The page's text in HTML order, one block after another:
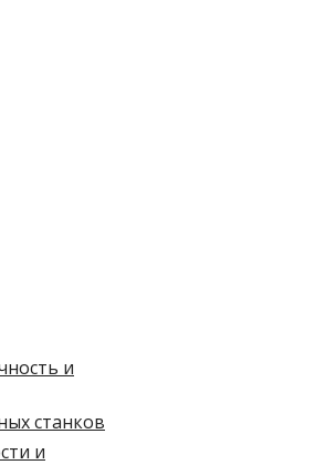
и
станков
и